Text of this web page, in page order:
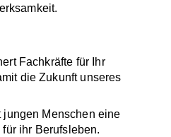
Fachkräfte für Ihr
die Zukunft unseres
Menschen eine
ihr Berufsleben.